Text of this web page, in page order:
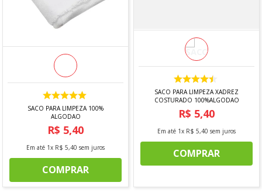
*IMAGEM MERAMENTE ILUSTRATIVA*
SACO PARA LIMPEZA 100%
ALGODAO
R$ 5,40
Em até 1x R$ 5,40 sem juros
COMPRAR
SACO PARA LIMPEZA XADREZ
COSTURADO 100%ALGODAO
R$ 5,40
Em até 1x R$ 5,40 sem juros
COMPRAR